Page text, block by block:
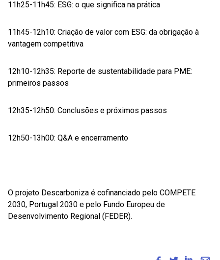
11h25-11h45: ESG: o que significa na prática
11h45-12h10: Criação de valor com ESG: da obrigação à
vantagem competitiva
12h10-12h35: Reporte de sustentabilidade para PME:
primeiros passos
12h35-12h50: Conclusões e próximos passos
12h50-13h00: Q&A e encerramento
O projeto Descarboniza é cofinanciado pelo COMPETE
2030, Portugal 2030 e pelo Fundo Europeu de
Desenvolvimento Regional (FEDER).